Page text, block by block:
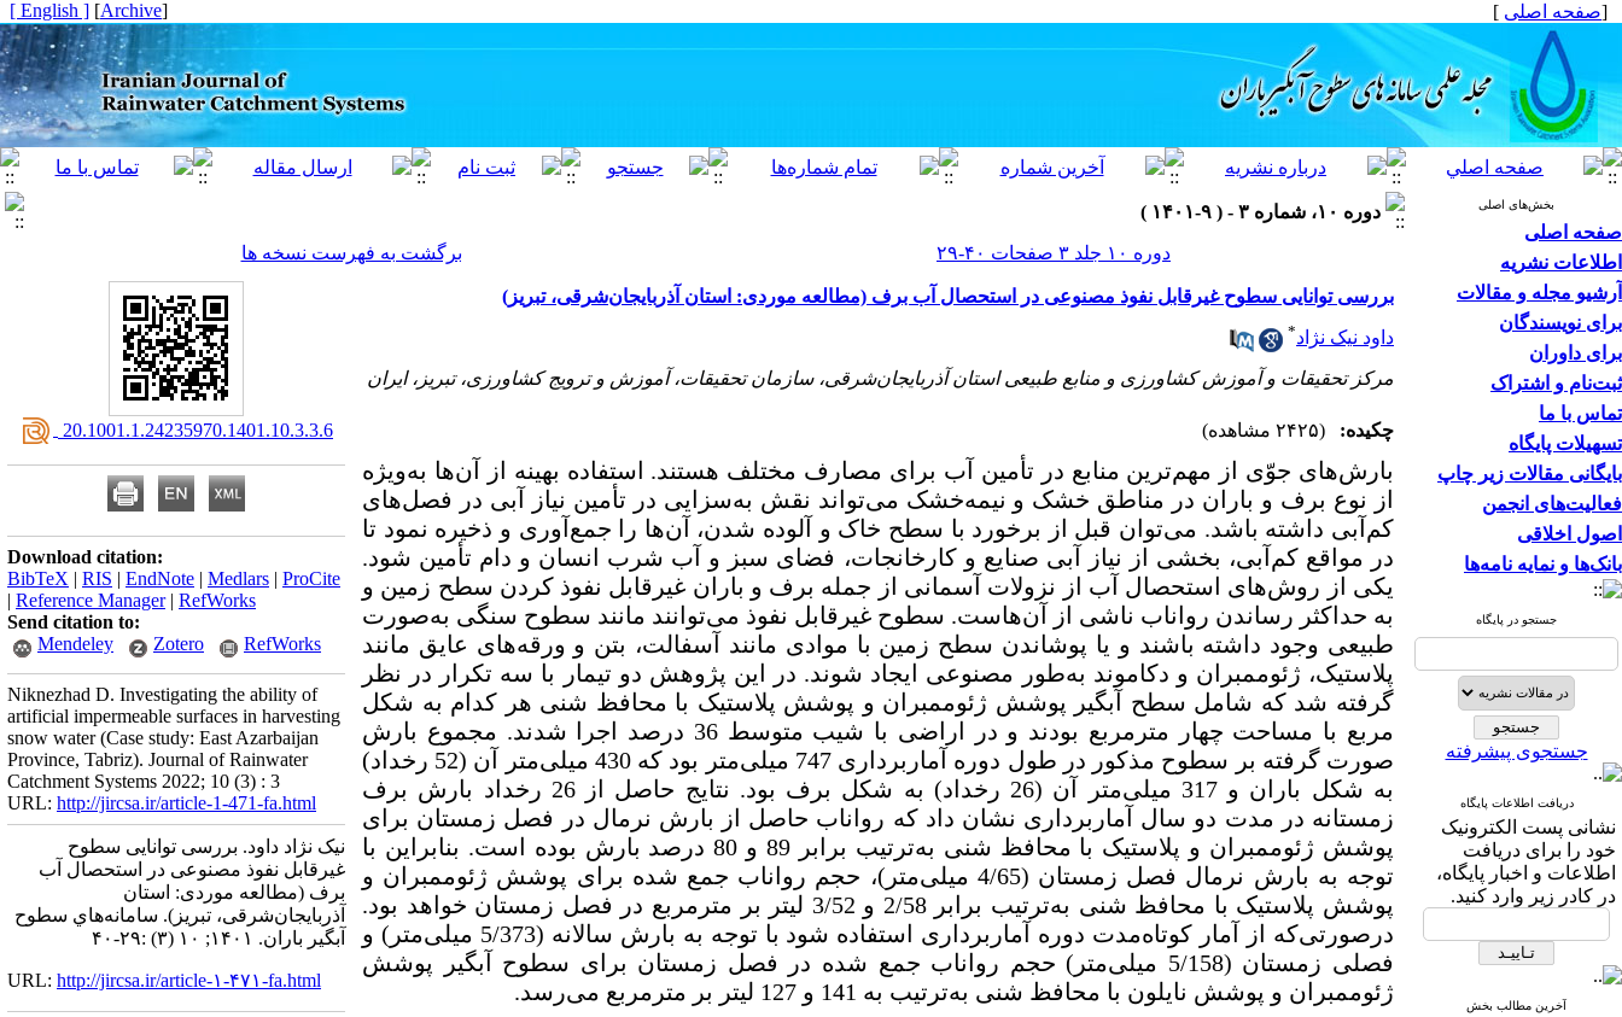
[صفحه اصلی ]
[
Archive
]
[ English ]
بخش‌های اصلی
صفحه اصلی
اطلاعات نشریه
آرشیو مجله و مقالات
برای نویسندگان
برای داوران
ثبت‌نام و اشتراک
تماس با ما
تسهیلات پایگاه
بایگانی مقالات زیر چاپ
فعالیت‌های انجمن
اصول اخلاقی
بانک‌ها و نمایه نامه‌ها
جستجو در پایگاه
جستجوی پیشرفته
دریافت اطلاعات پایگاه
نشانی پست الکترونیک
خود را برای دریافت
اطلاعات و اخبار پایگاه،
در کادر زیر وارد کنید.
آخرین مطالب بخش
دوره ۱۰، شماره ۳ - ( ۹-۱۴۰۱ )
دوره ۱۰ جلد ۳ صفحات ۴۰-۲۹
برگشت به فهرست نسخه ها
بررسی توانایی سطوح غیرقابل نفوذ مصنوعی در استحصال آب برف (مطالعه موردی: استان آذربایجان‌شرقی، تبریز)
داود نیک نژاد*
مرکز تحقیقات و آموزش کشاورزی و منابع طبیعی استان آذربایجان‌شرقی، سازمان تحقیقات، آموزش و ترویج کشاورزی، تبریز، ایران
چکیده: (۲۴۲۵ مشاهده)
بارش‌های جوّی از مهم‌ترین منابع در تأمین آب برای مصارف مختلف هستند. استفاده بهینه از آن‌ها به‌ویژه
از نوع برف و باران در مناطق خشک و نیمه‌خشک می‌تواند نقش به‌سزایی در تأمین نیاز آبی در فصل‌های
کم‌آبی داشته باشد. می‌توان قبل از برخورد با سطح خاک و آلوده شدن، آن‌ها را جمع‌آوری و ذخیره نمود تا
در مواقع کم‌آبی، بخشی از نیاز آبی صنایع و کارخانجات، فضای سبز و آب شرب انسان و دام تأمین شود.
یکی از روش‌های استحصال آب از نزولات آسمانی از جمله برف و باران غیرقابل نفوذ کردن سطح زمین و
به حداکثر رساندن رواناب ناشی از آن‌هاست. سطوح غیرقابل نفوذ می‌توانند مانند سطوح سنگی به‌صورت
طبیعی وجود داشته باشند و یا پوشاندن سطح زمین با موادی مانند آسفالت، بتن و ورقه‌های عایق مانند
پلاستیک، ژئوممبران و دکاموند به‌طور مصنوعی ایجاد شوند. در این پژوهش دو تیمار با سه تکرار در نظر
گرفته شد که شامل سطح آبگیر پوشش ژئوممبران و پوشش پلاستیک با محافظ شنی هر کدام به شکل
مربع با مساحت چهار مترمربع
بودند و در اراضی با شیب متوسط 36 درصد اجرا شدند. مجموع بارش
صورت گرفته بر سطوح مذکور در طول دوره آماربرداری 747 میلی‌متر بود که 430 میلی‌متر آن (52 رخداد)
به شکل باران و 317 میلی‌متر آن (26 رخداد) به شکل برف بود. نتایج حاصل از 26 رخداد بارش برف
زمستانه در مدت دو سال آماربرداری نشان داد که رواناب حاصل از بارش نرمال در فصل زمستان برای
پوشش ژئوممبران و پلاستیک با محافظ شنی به‌ترتیب برابر 89 و 80 درصد بارش بوده است. بنابراین با
توجه به بارش نرمال فصل زمستان (4/65 میلی‌متر)، حجم رواناب جمع شده برای پوشش ژئوممبران و
پوشش پلاستیک با محافظ شنی به‌ترتیب برابر 2/58 و 3/52 لیتر بر مترمربع در فصل زمستان خواهد بود.
درصورتی‌که از آمار کوتاه‌مدت دوره آماربرداری استفاده شود با توجه به بارش سالانه (5/373 میلی‌متر) و
فصلی زمستان (5/158 میلی‌متر) حجم رواناب جمع شده در فصل زمستان برای سطوح آبگیر پوشش
ژئوممبران و پوشش نایلون با محافظ شنی به‌ترتیب به 141 و 127 لیتر بر مترمربع می‌رسد.
‎ 20.1001.1.24235970.1401.10.3.3.6
Download citation:
BibTeX | RIS | EndNote | Medlars | ProCite
| Reference Manager| RefWorks
Send citation to:
Mendeley
Zotero RefWorks
Niknezhad D. Investigating the ability of
artificial impermeable surfaces in harvesting
snow water (Case study: East Azarbaijan
Province, Tabriz). Journal of Rainwater
Catchment Systems 2022; 10 (3) : 3
URL: http://jircsa.ir/article-1-471-fa.html
نیک نژاد داود. بررسی توانایی سطوح
غیرقابل نفوذ مصنوعی در استحصال آب
برف (مطالعه موردی: استان
آذربایجان‌شرقی، تبریز). سامانه‌هاي سطوح
آبگير باران. ۱۴۰۱; ۱۰ (۳) :۲۹-۴۰
URL: http://jircsa.ir/article-۱-۴۷۱-fa.html